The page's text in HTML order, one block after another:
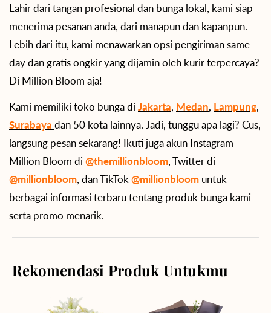
Lahir dari tangan profesional dan bunga lokal, kami siap
menerima pesanan anda, dari manapun dan kapanpun.
Lebih dari itu, kami menawarkan opsi pengiriman same
day dan gratis ongkir yang dijamin oleh kurir terpercaya?
Di Million Bloom aja!
Kami memiliki toko bunga di Jakarta, Medan, Lampung,
Surabaya dan 50 kota lainnya. Jadi, tunggu apa lagi? Cus,
langsung pesan sekarang! Ikuti juga akun Instagram
Million Bloom di @themillionbloom, Twitter di
@millionbloom, dan TikTok @millionbloom untuk
berbagai informasi terbaru tentang produk bunga kami
serta promo menarik.
Rekomendasi Produk Untukmu
Delight